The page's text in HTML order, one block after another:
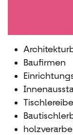
Baufirmen